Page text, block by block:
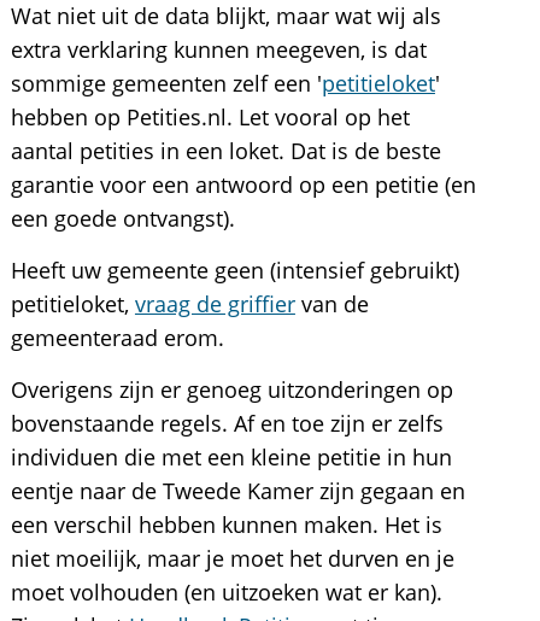
Wat niet uit de data blijkt, maar wat wij als
extra verklaring kunnen meegeven, is dat
sommige gemeenten zelf een 'petitieloket'
hebben op Petities.nl. Let vooral op het
aantal petities in een loket. Dat is de beste
garantie voor een antwoord op een petitie (en
een goede ontvangst).
Heeft uw gemeente geen (intensief gebruikt)
petitieloket, vraag de griffiervan de
gemeenteraad erom.
Overigens zijn er genoeg uitzonderingen op
bovenstaande regels. Af en toe zijn er zelfs
individuen die met een kleine petitie in hun
eentje naar de Tweede Kamer zijn gegaan en
een verschil hebben kunnen maken. Het is
niet moeilijk, maar je moet het durven en je
moet volhouden (en uitzoeken wat er kan).